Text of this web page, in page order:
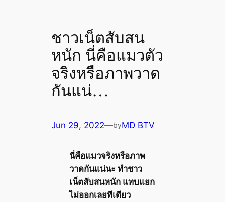
ชาวเน็ตสับสน
หนัก นี่คือแมวตัว
จริงหรือภาพวาด
กันแน่…
Jun 29, 2022—byMD BTV
นี่คือแมวจริงหรือภาพ
วาดกันแน่นะ ทำชาว
เน็ตสับสนหนัก แทบแยก
ไม่ออกเลยทีเดียว